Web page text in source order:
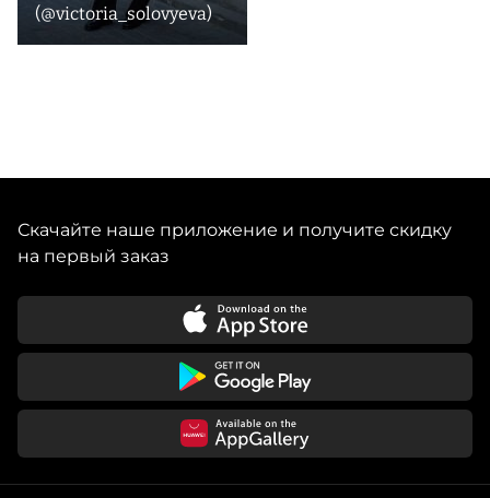
(@victoria_solovyeva)
Скачайте наше приложение и получите скидку
на первый заказ